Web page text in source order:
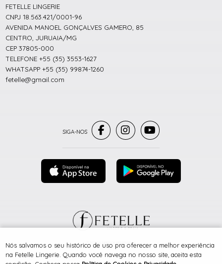
FETELLE LINGERIE
CNPJ 18.563.421/0001-96
AVENIDA MANOEL GONÇALVES GAMERO, 85
CENTRO, JURUAIA/MG
CEP 37805-000
TELEFONE +55 (35) 3553-1627
WHATSAPP +55 (35) 99874-1260
fetelle@gmail.com
® TODOS DIREITOS RESERVADOS
Nós salvamos o seu histórico de uso pra oferecer a melhor experiência
na Fetelle Lingerie. Quando você navega no nosso site, aceita esta